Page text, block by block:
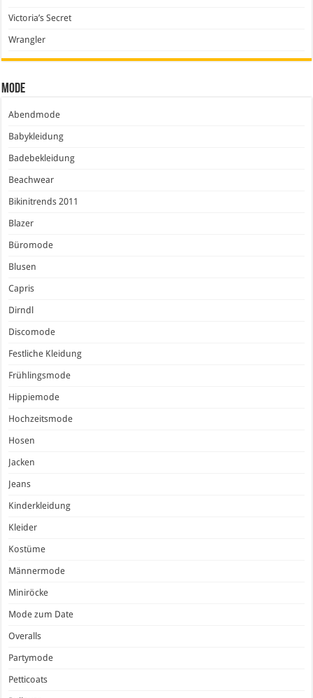
Victoria’s Secret
Wrangler
Mode
Abendmode
Babykleidung
Badebekleidung
Beachwear
Bikinitrends 2011
Blazer
Büromode
Blusen
Capris
Dirndl
Discomode
Festliche Kleidung
Frühlingsmode
Hippiemode
Hochzeitsmode
Hosen
Jacken
Jeans
Kinderkleidung
Kleider
Kostüme
Männermode
Miniröcke
Mode zum Date
Overalls
Partymode
Petticoats